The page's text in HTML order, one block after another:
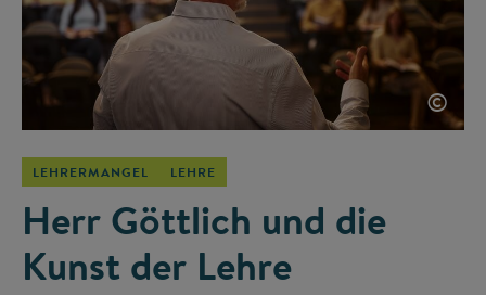
©
LEHRERMANGEL LEHRE
Herr Göttlich und die
Kunst der Lehre